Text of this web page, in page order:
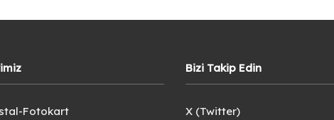
Fotokart
Bizi Takip Edin
X (Twitter)